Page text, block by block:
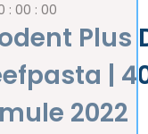
:00 :00
Plus
|
2022